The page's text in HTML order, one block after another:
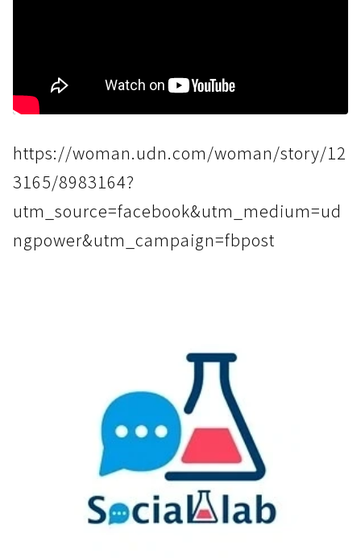
https://woman.udn.com/woman/story/12
3165/8983164?
utm_source=facebook&utm_medium=ud
ngpower&utm_campaign=fbpost